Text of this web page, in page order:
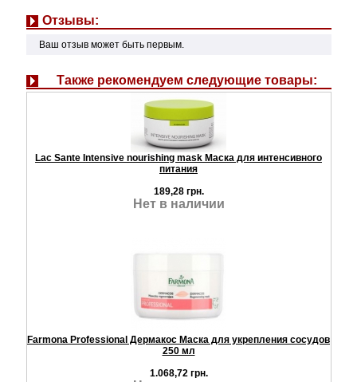
Отзывы:
Ваш отзыв может быть первым.
Также рекомендуем следующие товары:
Lac Sante Intensive nourishing mask Маска для интенсивного
питания
189,28 грн.
Нет в наличии
Farmona Professional Дермакос Маска для укрепления сосудов
250 мл
1.068,72 грн.